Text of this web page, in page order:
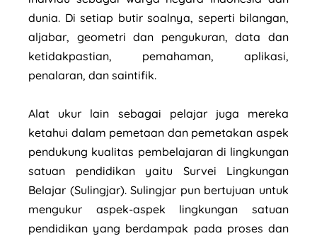
dunia. Di setiap butir soalnya, seperti bilangan,
aljabar, geometri dan pengukuran, data dan
ketidakpastian, pemahaman, aplikasi,
penalaran, dan saintifik.
Alat ukur lain sebagai pelajar juga mereka
ketahui dalam pemetaan dan pemetakan aspek
pendukung kualitas pembelajaran di lingkungan
satuan pendidikan yaitu Survei Lingkungan
Belajar (Sulingjar). Sulingjar pun bertujuan untuk
mengukur aspek-aspek lingkungan satuan
pendidikan yang berdampak pada proses dan